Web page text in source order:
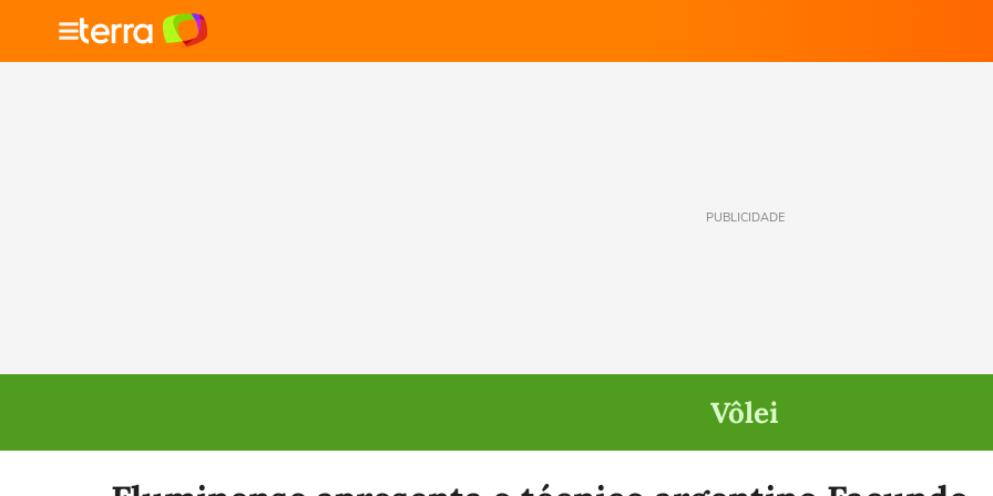
PUBLICIDADE
Vôlei